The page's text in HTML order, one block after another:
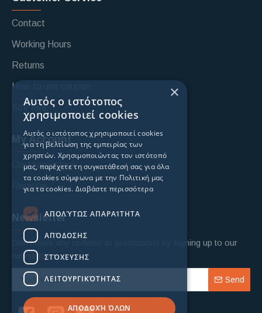
Contact
Working Hours
Returns
How to use coupon
Site Map
My Account
Custoomer login
Register
Newsletter
Don't miss any updates or promotions by signing up to our
newsletter.
Send
×
Αυτός ο ιστότοπος
χρησιμοποιεί cookies
Αυτός ο ιστότοπος χρησιμοποιεί cookies
για τη βελτίωση της εμπειρίας των
χρηστών. Χρησιμοποιώντας τον ιστότοπό
μας, παρέχετε τη συγκατάθεσή σας για όλα
τα cookies σύμφωνα με την Πολιτική μας
για τα cookies. Διαβάστε περισσότερα
ΑΠΟΛΎΤΩΣ ΑΠΑΡΑΊΤΗΤΑ
ΑΠΌΔΟΣΗΣ
ΣΤΌΧΕΥΣΗΣ
ΛΕΙΤΟΥΡΓΙΚΌΤΗΤΑΣ
ΑΠΟΔΟΧΉ ΌΛΩΝ